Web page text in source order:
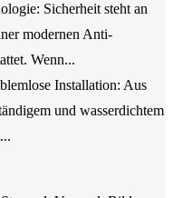
Sicherheit steht an
modernen Anti-
Wenn...
Installation: Aus
und wasserdichtem